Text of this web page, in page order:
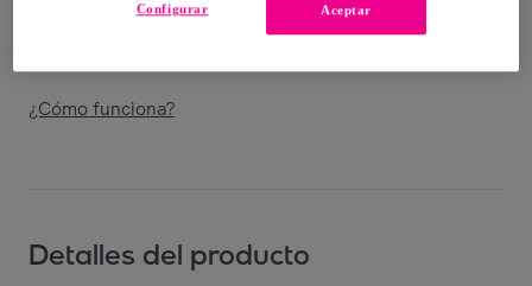
13/08
¿Cómo funciona?
Detalles del producto
Aceptar
Configurar